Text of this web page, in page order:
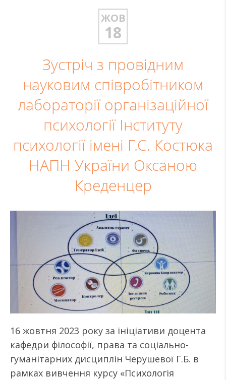
ЖОВ
18
Зустріч з провідним
науковим співробітником
лабораторії організаційної
психології Інституту
психології імені Г.С. Костюка
НАПН України Оксаною
Креденцер
16 жовтня 2023 року за ініціативи доцента
кафедри філософії, права та соціально-
гуманітарних дисциплін Черушевої Г.Б. в
рамках вивчення курсу «Психологія